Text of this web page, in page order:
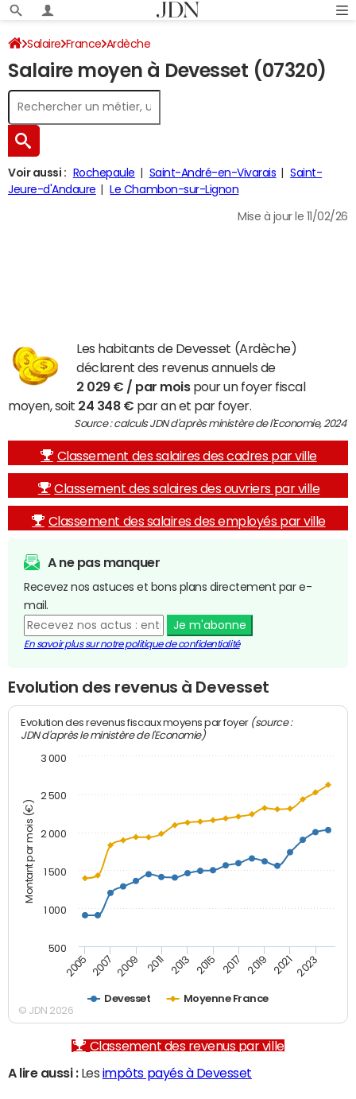
Salaire France Ardèche
Salaire moyen à Devesset (07320)
Voir aussi : Rochepaule Saint-André-en-Vivarais
Saint-
Jeure-d'Andaure
Le Chambon-sur-Lignon
Mise à jour le 11/02/26
Les habitants de Devesset (Ardèche)
déclarent des revenus annuels de
2 029 € / par moispour un foyer fiscal
moyen, soit 24 348 € par an et par foyer.
Source : calculs JDN d'après ministère de l'Economie, 2024
Classement des salaires des cadres par ville
Classement des salaires des ouvriers par ville
Classement des salaires des employés par ville
A ne pas manquer
Recevez nos astuces et bons plans directement par e-
mail.
Je m'abonne
En savoir plus sur notre politique de confidentialité
Evolution des revenus à Devesset
Montant par mois (€)
Evolution des revenus fiscaux moyens par foyer (source :
JDN d'après le ministère de l'Economie)
Devesset Moyenne France
2005 2007 2009 2011 2013 2015 2017 2019 2021 2023
500
1 000
1 500
2 000
2 500
3 000
© JDN 2026
Classement des revenus par ville
A lire aussi :Les impôts payés à Devesset